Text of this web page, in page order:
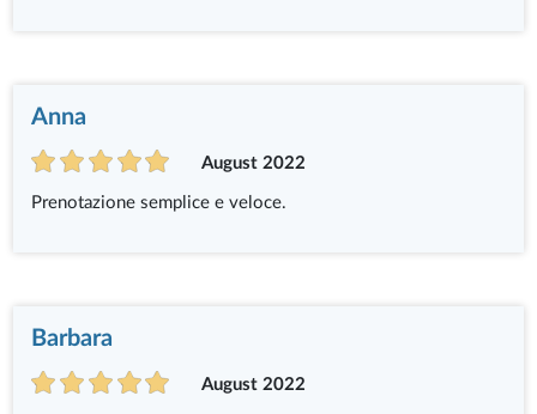
Anna
August 2022
Prenotazione semplice e veloce.
Barbara
August 2022